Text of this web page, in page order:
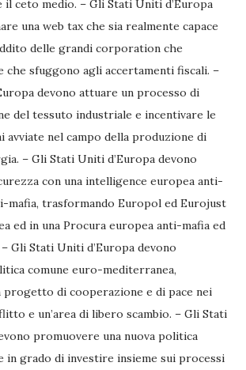
il ceto medio. – Gli Stati Uniti d’Europa
una web tax che sia realmente capace
delle grandi corporation che
che sfuggono agli accertamenti fiscali. –
devono attuare un processo di
del tessuto industriale e incentivare le
avviate nel campo della produzione di
– Gli Stati Uniti d’Europa devono
con una intelligence europea anti-
trasformando Europol ed Eurojust
ed in una Procura europea anti-mafia ed
Gli Stati Uniti d’Europa devono
comune euro-mediterranea,
progetto di cooperazione e di pace nei
e un’area di libero scambio. – Gli Stati
promuovere una nuova politica
in grado di investire insieme sui processi